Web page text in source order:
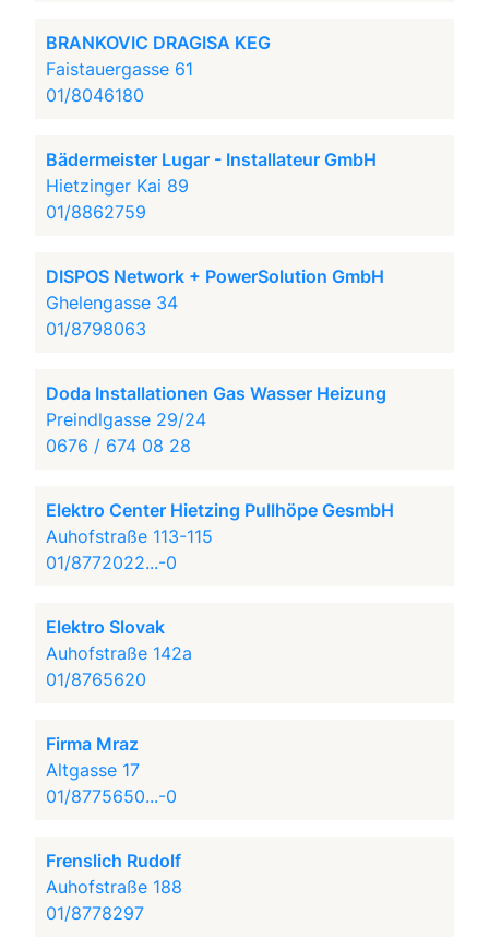
BRANKOVIC DRAGISA KEG
Faistauergasse 61
01/8046180
Bädermeister Lugar - Installateur GmbH
Hietzinger Kai 89
01/8862759
DISPOS Network + PowerSolution GmbH
Ghelengasse 34
01/8798063
Doda Installationen Gas Wasser Heizung
Preindlgasse 29/24
0676 / 674 08 28
Elektro Center Hietzing Pullhöpe GesmbH
Auhofstraße 113-115
01/8772022...-0
Elektro Slovak
Auhofstraße 142a
01/8765620
Firma Mraz
Altgasse 17
01/8775650...-0
Frenslich Rudolf
Auhofstraße 188
01/8778297